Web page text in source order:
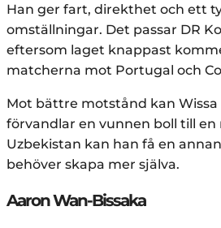
Han ger fart, direkthet och ett
omställningar. Det passar DR
eftersom laget knappast
matcherna mot Portugal och
Mot bättre motstånd kan Wissa
förvandlar en vunnen boll till en
Uzbekistan kan han få en
behöver skapa mer själva.
Aaron Wan-Bissaka